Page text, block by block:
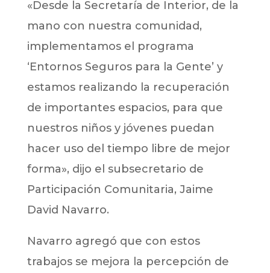
«Desde la Secretaría de Interior, de la
mano con nuestra comunidad,
implementamos el programa
‘Entornos Seguros para la Gente’ y
estamos realizando la recuperación
de importantes espacios, para que
nuestros niños y jóvenes puedan
hacer uso del tiempo libre de mejor
forma», dijo el subsecretario de
Participación Comunitaria, Jaime
David Navarro.
Navarro agregó que con estos
trabajos se mejora la percepción de